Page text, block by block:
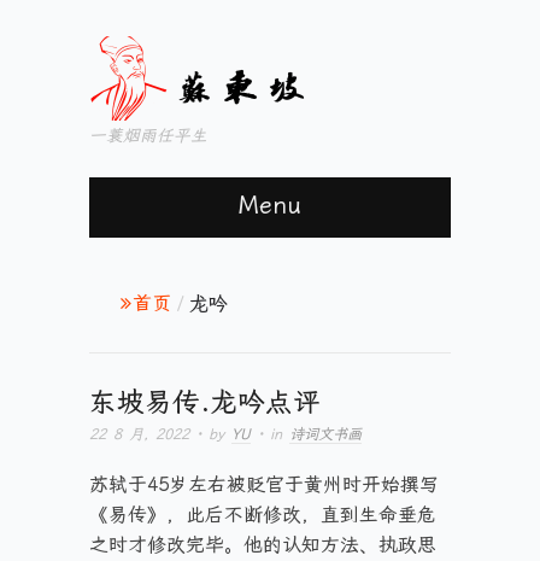
一蓑烟雨任平生
Menu
首页 / 龙吟
东坡易传.龙吟点评
22 8 月, 2022· by YU· in 诗词文书画
苏轼于45岁左右被贬官于黄州时开始撰写
《易传》，此后不断修改，直到生命垂危
之时才修改完毕。他的认知方法、执政思